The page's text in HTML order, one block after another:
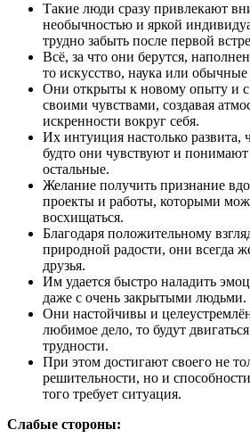
Такие люди сразу привлекают
необычностью и яркой
трудно забыть после первой
Всё, за что они берутся,
то искусство, наука или обычные
Они открыты к новому опыту и с
своими чувствами, создавая
искренности вокруг себя.
Их интуиция настолько развита,
будто они чувствуют и
остальные.
Желание получить признание
проекты и работы, которыми
восхищаться.
Благодаря положительному
природной радости, они всегда
друзья.
Им удается быстро наладить
даже с очень закрытыми людьми.
Они настойчивы и
любимое дело, то будут
трудности.
При этом достигают своего не
решительности, но и
того требует ситуация.
Слабые стороны: